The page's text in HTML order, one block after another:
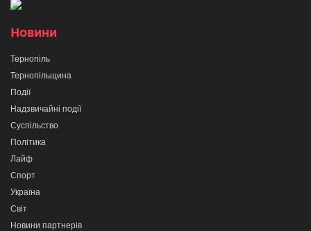
Новини
Тернопіль
Тернопільщина
Події
Надзвичайні події
Суспільство
Політика
Лайф
Спорт
Україна
Світ
Новини партнерів